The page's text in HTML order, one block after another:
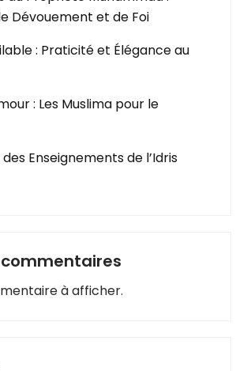
Dévouement et de Foi
: Praticité et Élégance au
: Les Muslima pour le
Enseignements de l’Idris
à afficher.